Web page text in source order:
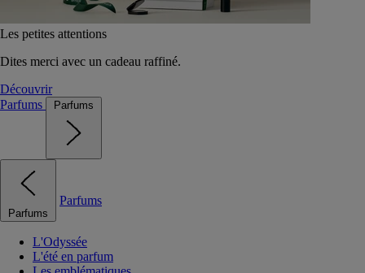
Les petites attentions
Dites merci avec un cadeau raffiné.
Découvrir
Parfums
Parfums
Parfums
Parfums
L'Odyssée
L'été en parfum